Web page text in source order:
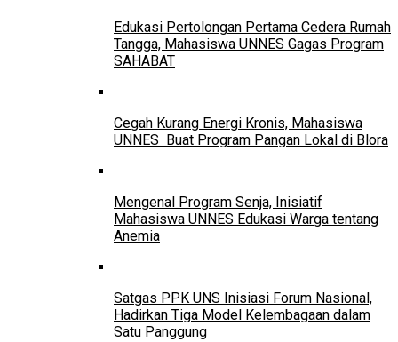
Edukasi Pertolongan Pertama Cedera Rumah
Tangga, Mahasiswa UNNES Gagas Program
SAHABAT
Cegah Kurang Energi Kronis, Mahasiswa
UNNES Buat Program Pangan Lokal di Blora
Mengenal Program Senja, Inisiatif
Mahasiswa UNNES Edukasi Warga tentang
Anemia
Satgas PPK UNS Inisiasi Forum Nasional,
Hadirkan Tiga Model Kelembagaan dalam
Satu Panggung